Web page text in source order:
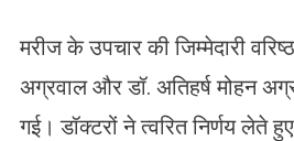
मरीज के उपचार की जिम्मेदारी
अग्रवाल और डॉ. अतिहर्ष मोहन
गई। डॉक्टरों ने त्वरित निर्णय लेते